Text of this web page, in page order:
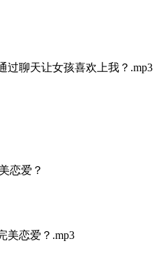
聊天让女孩喜欢上我？.mp3
恋爱？
恋爱？.mp3